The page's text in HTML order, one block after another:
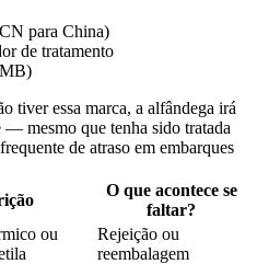
para China)
de tratamento
tiver essa marca, a alfândega irá
mesmo que tenha sido tratada
de atraso em embarques
O que acontece se
faltar?
ou
Rejeição ou
reembalagem